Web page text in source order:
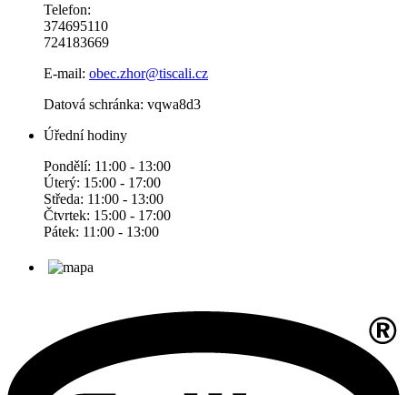
Telefon:
374695110
724183669
E-mail: obec.zhor@tiscali.cz
Datová schránka: vqwa8d3
Úřední hodiny
Pondělí: 11:00 - 13:00
Úterý: 15:00 - 17:00
Středa: 11:00 - 13:00
Čtvrtek: 15:00 - 17:00
Pátek: 11:00 - 13:00